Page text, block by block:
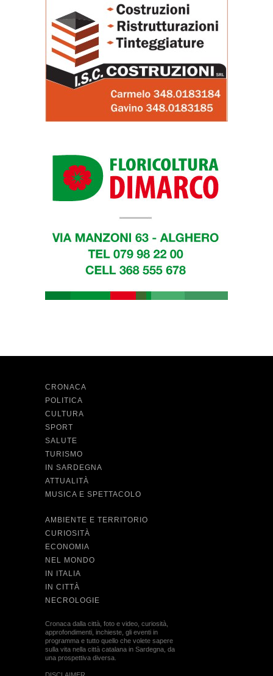
CRONACA
POLITICA
CULTURA
SPORT
SALUTE
TURISMO
IN SARDEGNA
ATTUALITÀ
MUSICA E SPETTACOLO
AMBIENTE E TERRITORIO
CURIOSITÀ
ECONOMIA
NEL MONDO
IN ITALIA
IN CITTÀ
NECROLOGIE
Cronaca dalla città, foto e video, curiosità,
approfondimenti, inchieste, gli eventi in
programma e tutto quello che volete sapere
sulla vita nella città catalana in Sardegna, da
una prospettiva diversa.